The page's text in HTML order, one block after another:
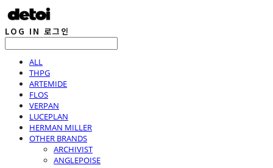
LOG IN 로그인
ALL
THPG
ARTEMIDE
FLOS
VERPAN
LUCEPLAN
HERMAN MILLER
OTHER BRANDS
ARCHIVIST
ANGLEPOISE